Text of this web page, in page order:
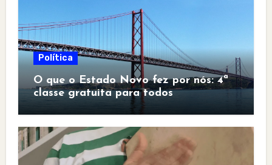
Política
O que o Estado Novo fez por nós: 4ª
classe gratuita para todos